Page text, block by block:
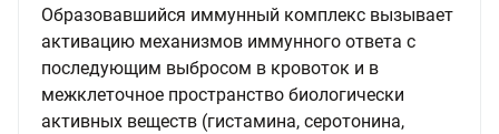
Образовавшийся иммунный комплекс вызывает
активацию механизмов иммунного ответа с
последующим выбросом в кровоток и в
межклеточное пространство биологически
активных веществ (гистамина, серотонина,